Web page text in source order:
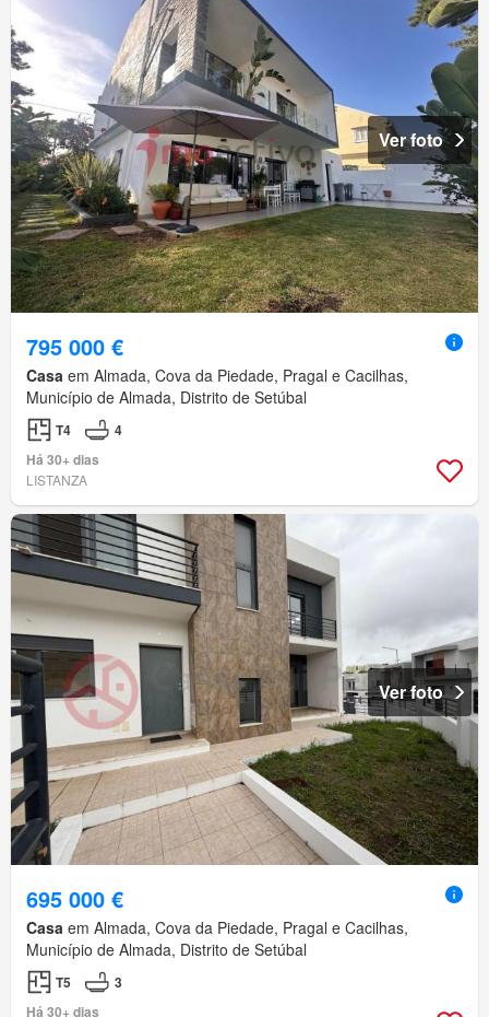
Ver foto
795 000 €
Casa em Almada, Cova da Piedade, Pragal e Cacilhas,
Município de Almada, Distrito de Setúbal
T4
4
Há 30+ dias
LISTANZA
Ver foto
695 000 €
Casa em Almada, Cova da Piedade, Pragal e Cacilhas,
Município de Almada, Distrito de Setúbal
T5
3
Há 30+ dias